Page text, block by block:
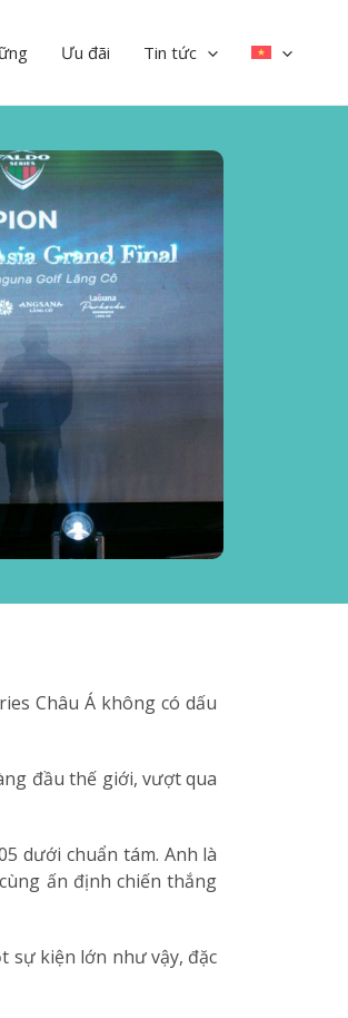
Ưu đãi Tin tức
Châu Á không có dấu
đầu thế giới, vượt qua
dưới chuẩn tám. Anh là
ấn định chiến thắng
sự kiện lớn như vậy, đặc